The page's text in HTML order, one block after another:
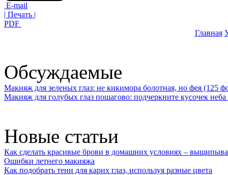
E-mail
| Печать |
PDF
Главная
Обсуждаемые
Макияж для зеленых глаз: не кикимора болотная, но фея (125
Макияж для голубых глаз пошагово: подчеркните кусочек
Новые статьи
Как сделать красивые брови в домашних условиях –
Ошибки летнего макияжа
Как подобрать тени для карих глаз, используя разные цвета